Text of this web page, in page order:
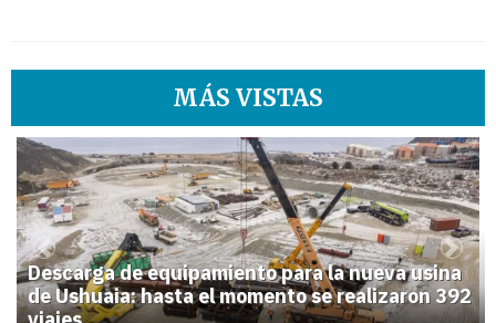
MÁS VISTAS
1
Descarga de equipamiento para la nueva usina
de Ushuaia: hasta el momento se realizaron 392
Previous Next